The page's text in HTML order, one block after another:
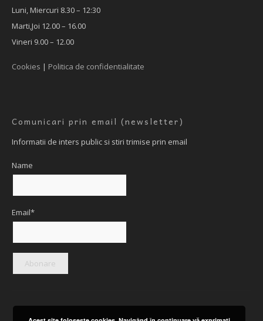
Luni, Miercuri 8.30 – 12:30
Marti,Joi 12.00 – 16.00
Vineri 9.00 – 12.00
Cookies | Politica de confidentialitate
Comunicari prin email (newsletter)
Informatii de inters public si stiri trimise prin email
Name
Email*